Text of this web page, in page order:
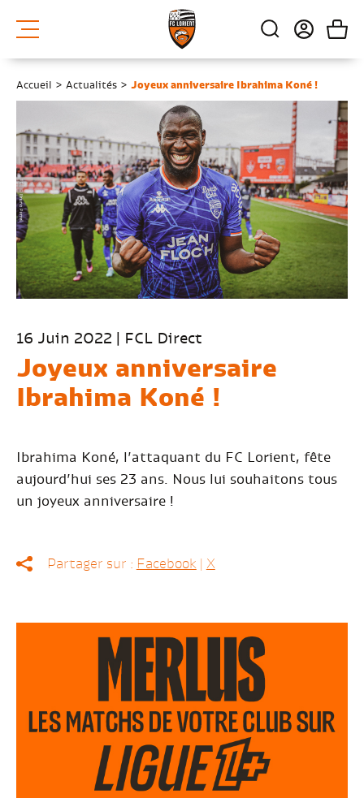
Accueil > Actualités > Joyeux anniversaire Ibrahima Koné !
16 Juin 2022 | FCL Direct
Joyeux anniversaire
Ibrahima Koné !
Ibrahima Koné, l’attaquant du FC Lorient, fête
aujourd’hui ses 23 ans. Nous lui souhaitons tous
un joyeux anniversaire !
Partager sur : Facebook| X